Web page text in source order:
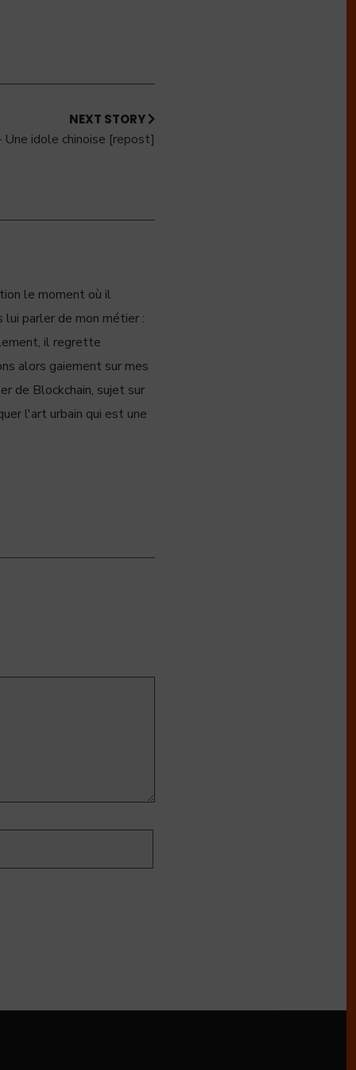
NEXT STORY
Une idole chinoise [repost]
le moment où il
lui parler de mon métier :
il regrette
alors gaiement sur mes
de Blockchain, sujet sur
l'art urbain qui est une